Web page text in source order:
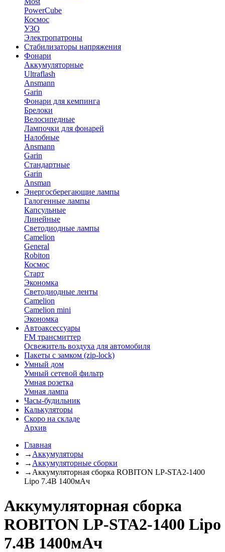
PowerCube
Космос
УЗО
Электропатроны
Стабилизаторы напряжения
Фонари
Аккумуляторные
Ultraflash
Ansmann
Garin
Фонари для кемпинга
Брелоки
Велосипедные
Лампочки для фонарей
Налобные
Ansmann
Garin
Стандартные
Garin
Ansman
Энергосберегающие лампы
Галогенные лампы
Капсульные
Линейные
Светодиодные лампы
Camelion
General
Robiton
Космос
Старт
Экономка
Светодиодные ленты
Camelion
Camelion mini
Экономка
Автоаксессуары
FM трансмиттер
Освежитель воздуха для автомобиля
Пакеты с замком (zip-lock)
Умный дом
Умный сетевой фильтр
Умная розетка
Умная лампа
Часы-будильник
Калькуляторы
Скоро на складе
Архив
Главная
→ Аккумуляторы
→ Аккумуляторные сборки
→ Аккумуляторная сборка ROBITON LP-STA2-1400
Lipo 7.4В 1400мАч
Аккумуляторная сборка
ROBITON LP-STA2-1400 Lipo
7.4В 1400мАч